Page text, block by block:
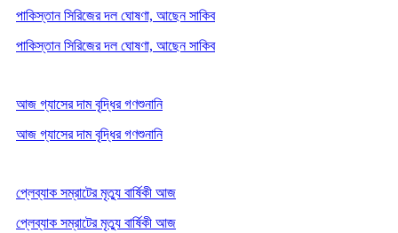
পাকিস্তান সিরিজের দল ঘোষণা, আছেন সাকিব
পাকিস্তান সিরিজের দল ঘোষণা, আছেন সাকিব
আজ গ্যাসের দাম বৃদ্ধির গণশুনানি
আজ গ্যাসের দাম বৃদ্ধির গণশুনানি
প্লেব্যাক সম্রাটের মৃত্যু বার্ষিকী আজ
প্লেব্যাক সম্রাটের মৃত্যু বার্ষিকী আজ